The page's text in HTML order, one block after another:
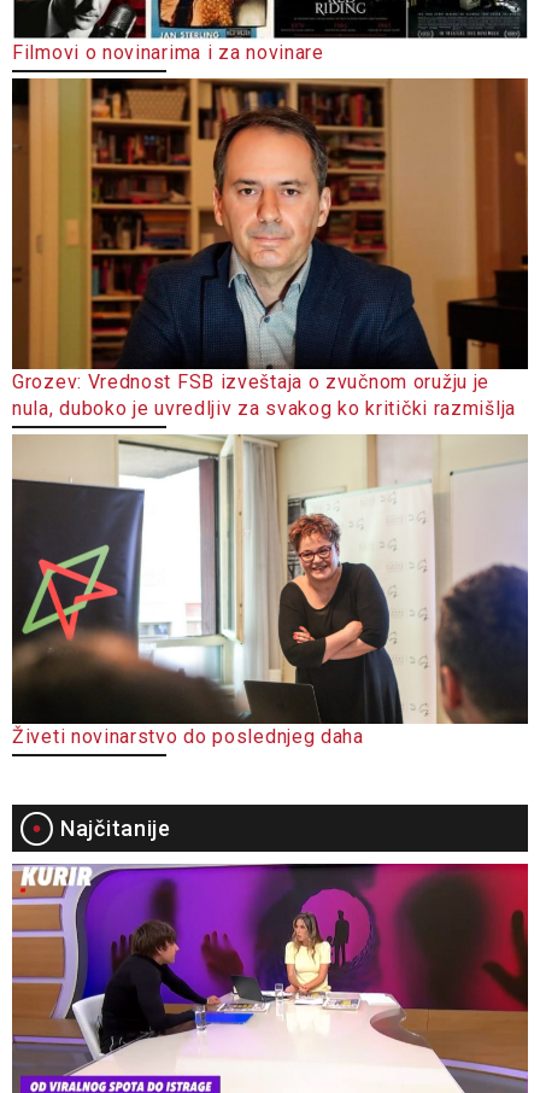
Filmovi o novinarima i za novinare
Grozev: Vrednost FSB izveštaja o zvučnom oružju je
nula, duboko je uvredljiv za svakog ko kritički razmišlja
Živeti novinarstvo do poslednjeg daha
Najčitanije